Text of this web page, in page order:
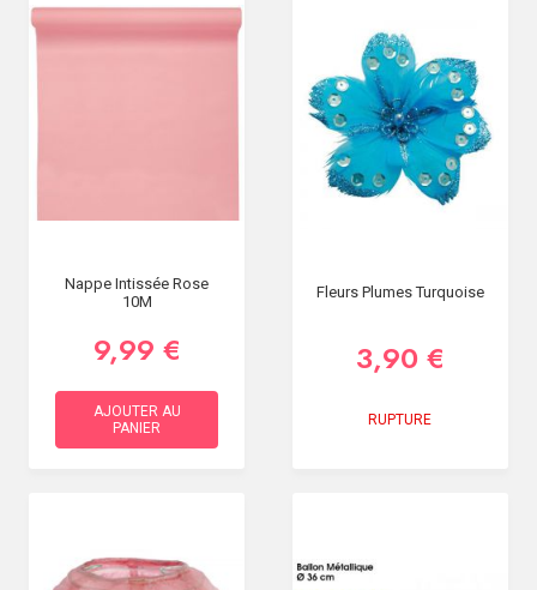
Nappe Intissée Rose
10M
9,99 €
AJOUTER AU
PANIER
Fleurs Plumes Turquoise
3,90 €
RUPTURE